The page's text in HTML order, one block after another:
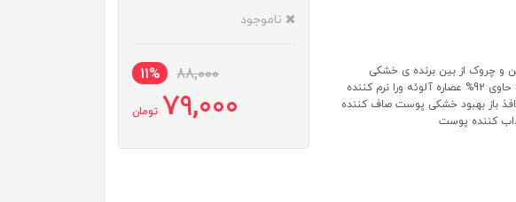
و چروک از بین برنده ی خشکی
پوست شفاف و تازه کردن پوست پس از استفاده حاوی 92% عصاره آلوئه ورا نرم کننده
باز بهبود خشکی پوست صاف کننده
کننده پوست
ناموجود
88,000
11%
79,000 تومان